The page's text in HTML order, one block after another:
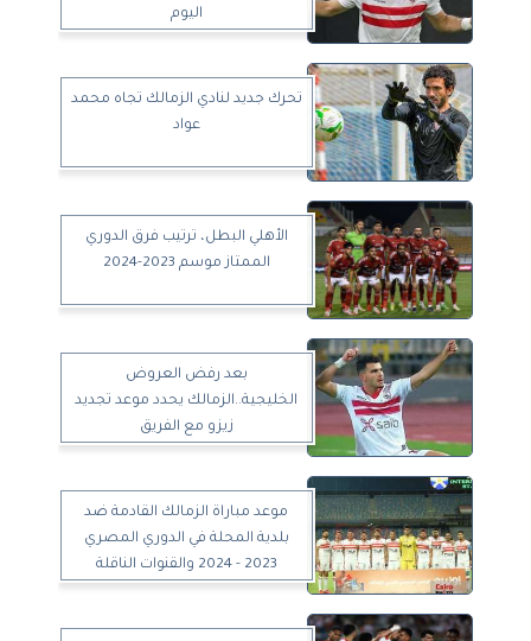
اليوم
تحرك جديد لنادي الزمالك تجاه محمد
عواد
الأهلي البطل، ترتيب فرق الدوري
الممتاز موسم 2023-2024
بعد رفض العروض
الخليجية..الزمالك يحدد موعد تجديد
زيزو مع الفريق
موعد مباراة الزمالك القادمة ضد
بلدية المحلة في الدوري المصري
2023 - 2024 والقنوات الناقلة